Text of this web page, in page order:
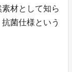
材として知ら
菌仕様という